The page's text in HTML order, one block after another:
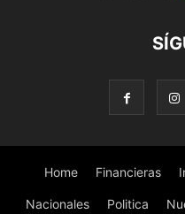
Home Financieras
Nacionales Politica